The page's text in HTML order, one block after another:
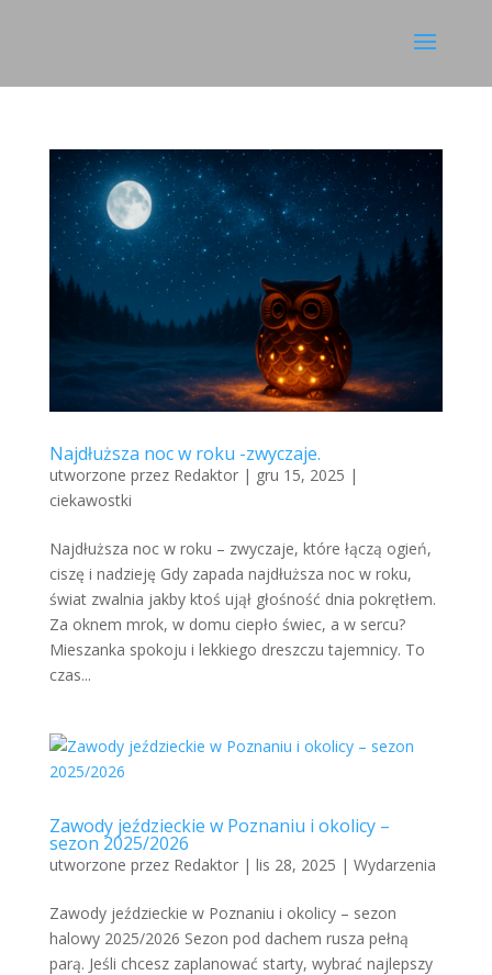
Najdłuższa noc w roku -zwyczaje.
utworzone przez Redaktor| gru 15, 2025 |
ciekawostki
Najdłuższa noc w roku – zwyczaje, które łączą ogień,
ciszę i nadzieję Gdy zapada najdłuższa noc w roku,
świat zwalnia jakby ktoś ujął głośność dnia pokrętłem.
Za oknem mrok, w domu ciepło świec, a w sercu?
Mieszanka spokoju i lekkiego dreszczu tajemnicy. To
czas...
Zawody jeździeckie w Poznaniu i okolicy –
sezon 2025/2026
utworzone przez Redaktor| lis 28, 2025 | Wydarzenia
Zawody jeździeckie w Poznaniu i okolicy – sezon
halowy 2025/2026 Sezon pod dachem rusza pełną
parą. Jeśli chcesz zaplanować starty, wybrać najlepszy